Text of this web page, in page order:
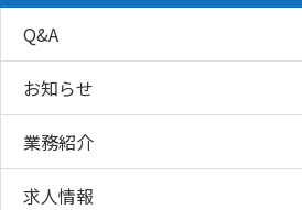
Q&A
お知らせ
業務紹介
求人情報